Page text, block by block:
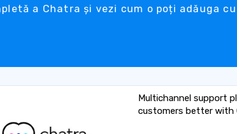
a Chatra și vezi cum o poți adăuga
Multichannel support
customers better with